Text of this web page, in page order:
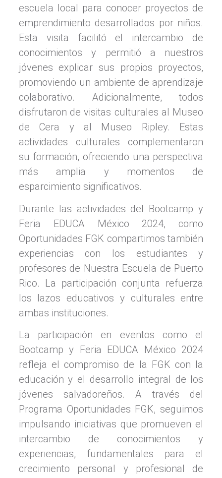
escuela local para conocer proyectos de
emprendimiento desarrollados por niños.
Esta visita facilitó el intercambio de
conocimientos y permitió a nuestros
jóvenes explicar sus propios proyectos,
promoviendo un ambiente de aprendizaje
colaborativo. Adicionalmente, todos
disfrutaron de visitas culturales al Museo
de Cera y al Museo Ripley. Estas
actividades culturales complementaron
su formación, ofreciendo una perspectiva
más amplia y momentos de
esparcimiento significativos.
Durante las actividades del Bootcamp y
Feria EDUCA México 2024, como
Oportunidades FGK compartimos también
experiencias con los estudiantes y
profesores de Nuestra Escuela de Puerto
Rico. La participación conjunta refuerza
los lazos educativos y culturales entre
ambas instituciones.
La participación en eventos como el
Bootcamp y Feria EDUCA México 2024
refleja el compromiso de la FGK con la
educación y el desarrollo integral de los
jóvenes salvadoreños. A través del
Programa Oportunidades FGK, seguimos
impulsando iniciativas que promueven el
intercambio de conocimientos y
experiencias, fundamentales para el
crecimiento personal y profesional de